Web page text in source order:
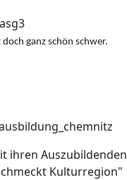
ganz schön schwer.
ihren Auszubildenden
Kulturregion"